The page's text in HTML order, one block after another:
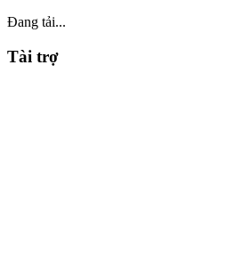
Đang tải...
Tài trợ